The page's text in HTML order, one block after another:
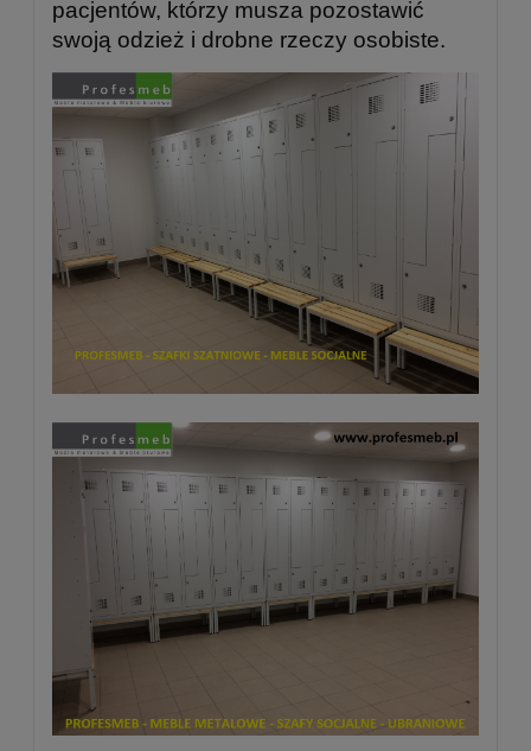
pacjentów, którzy musza pozostawić
swoją odzież i drobne rzeczy osobiste.